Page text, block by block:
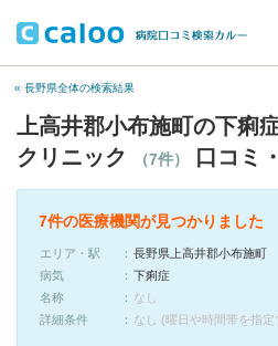
« 長野県全体の検索結果
上高井郡小布施町の下痢
クリニック
（7件） 口コミ
7件の医療機関が見つかりました
エリア・駅
長野県上高井郡小布施町
病気
下痢症
名称
なし
詳細条件
なし (曜日や時間帯を指定